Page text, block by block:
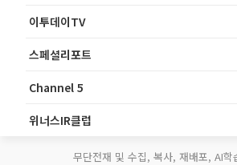
이투데이TV
스페셜리포트
Channel 5
위너스IR클럽
무단전재 및 수집, 복사, 재배포, AI학